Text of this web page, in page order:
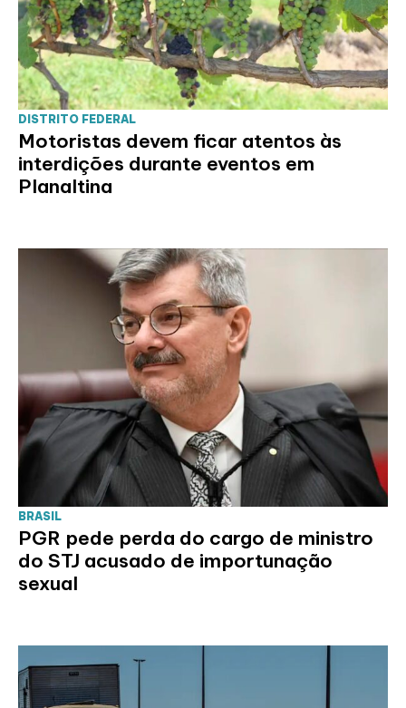
DISTRITO FEDERAL
Motoristas devem ficar atentos às
interdições durante eventos em
Planaltina
BRASIL
PGR pede perda do cargo de ministro
do STJ acusado de importunação
sexual